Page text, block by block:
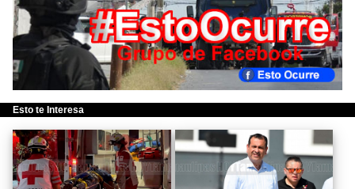
Esto te Interesa